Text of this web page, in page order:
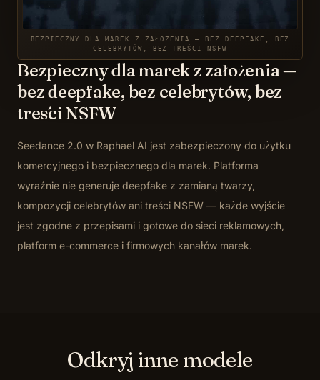
BEZPIECZNY DLA MAREK Z ZAŁOŻENIA — BEZ DEEPFAKE, BEZ
CELEBRYTÓW, BEZ TREŚCI NSFW
Bezpieczny dla marek z założenia —
bez deepfake, bez celebrytów, bez
treści NSFW
Seedance 2.0 w Raphael AI jest zabezpieczony do użytku
komercyjnego i bezpiecznego dla marek. Platforma
wyraźnie nie generuje deepfake z zamianą twarzy,
kompozycji celebrytów ani treści NSFW — każde wyjście
jest zgodne z przepisami i gotowe do sieci reklamowych,
platform e-commerce i firmowych kanałów marek.
Odkryj inne modele